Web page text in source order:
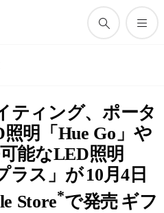
ティング、ポータ
照明「 Hue Go 」や
能なLED照明
ラス」が10月4 日
Store*で発売 ギフ